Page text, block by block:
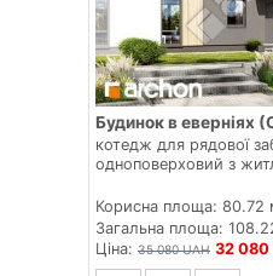
Будинок в еверніях
котедж для рядової
одноповерховий з
Корисна площа: 80.72
Загальна площа:
Ціна: 35 080 UAH 32 080